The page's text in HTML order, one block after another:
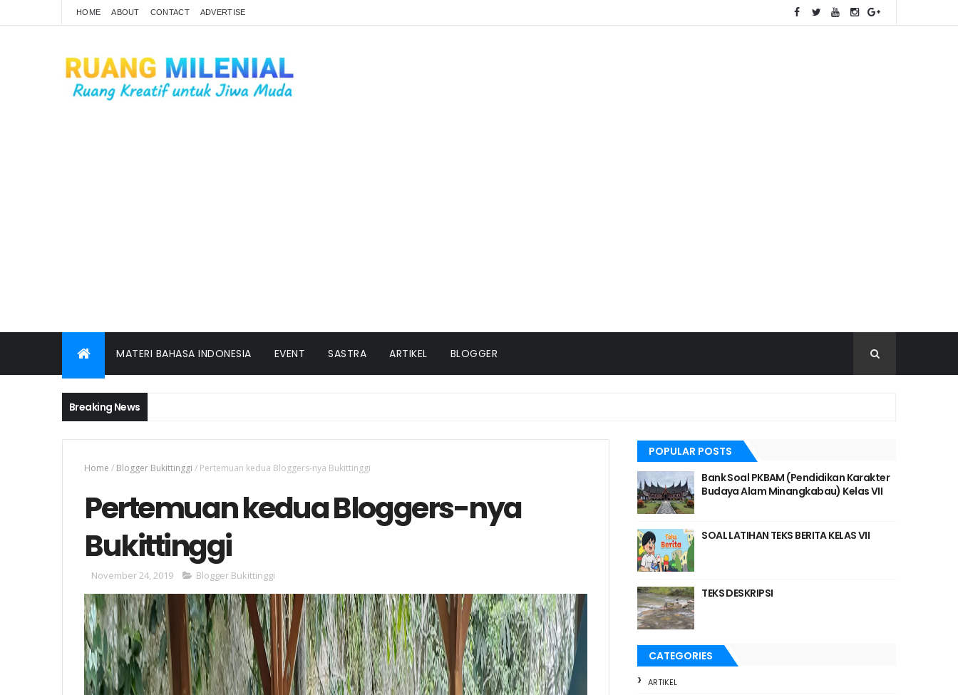
HOME ABOUT CONTACT ADVERTISE
MATERI BAHASA INDONESIA EVENT SASTRA ARTIKEL BLOGGER
Breaking News
Home / Blogger Bukittinggi / Pertemuan kedua Bloggers-nya Bukittinggi
Pertemuan kedua Bloggers-nya
Bukittinggi
November 24, 2019 Blogger Bukittinggi
POPULAR POSTS
Bank Soal PKBAM (Pendidikan Karakter
Budaya Alam Minangkabau) Kelas VII
SOAL LATIHAN TEKS BERITA KELAS VII
TEKS DESKRIPSI
CATEGORIES
ARTIKEL